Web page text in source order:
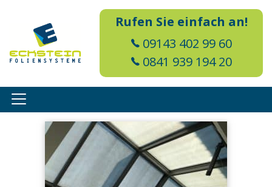
Rufen Sie einfach an!
09143 402 99 60
0841 939 194 20